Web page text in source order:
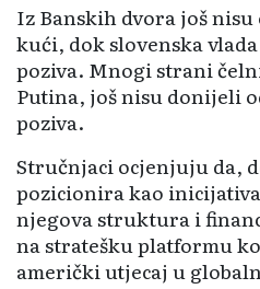
Iz Banskih dvora još
kući, dok slovenska
poziva. Mnogi strani
Putina, još nisu donijeli
poziva.
Stručnjaci ocjenjuju da,
pozicionira kao
njegova struktura i
na stratešku platformu
američki utjecaj u